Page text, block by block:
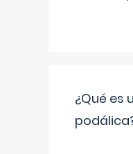
¿Qué es